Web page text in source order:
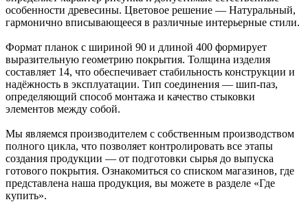
особенности древесины. Цветовое решение — Натуральный,
гармонично вписывающееся в различные интерьерные стили.
Формат планок с шириной 90 и длиной 400 формирует
выразительную геометрию покрытия. Толщина изделия
составляет 14, что обеспечивает стабильность конструкции и
надёжность в эксплуатации. Тип соединения — шип-паз,
определяющий способ монтажа и качество стыковки
элементов между собой.
Мы являемся производителем с собственным производством
полного цикла, что позволяет контролировать все этапы
создания продукции — от подготовки сырья до выпуска
готового покрытия. Ознакомиться со списком магазинов, где
представлена наша продукция, вы можете в разделе «Где
купить».